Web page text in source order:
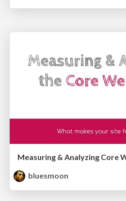
Measuring & Analyzing Core
bluesmoon